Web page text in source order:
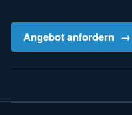
Angebot anfordern